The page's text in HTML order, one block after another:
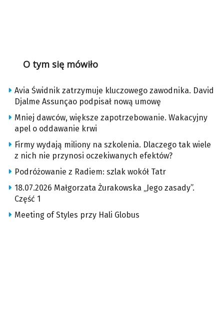
O tym się mówiło
Avia Świdnik zatrzymuje kluczowego zawodnika. David
Djalme Assunçao podpisał nową umowę
Mniej dawców, większe zapotrzebowanie. Wakacyjny
apel o oddawanie krwi
Firmy wydają miliony na szkolenia. Dlaczego tak wiele
z nich nie przynosi oczekiwanych efektów?
Podróżowanie z Radiem: szlak wokół Tatr
18.07.2026 Małgorzata Żurakowska „Jego zasady”.
Część 1
Meeting of Styles przy Hali Globus